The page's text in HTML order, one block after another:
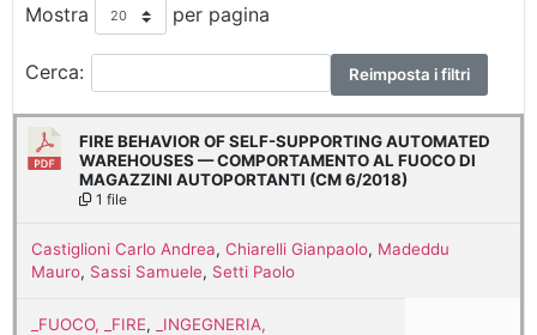
Mostra per pagina
Cerca: Reimposta i filtri
FIRE BEHAVIOR OF SELF-SUPPORTING AUTOMATED
WAREHOUSES — COMPORTAMENTO AL FUOCO DI
MAGAZZINI AUTOPORTANTI (CM 6/2018)
1 file
Castiglioni Carlo Andrea, Chiarelli Gianpaolo, Madeddu
Mauro, Sassi Samuele, Setti Paolo
_FUOCO, _FIRE,
_INGEGNERIA,